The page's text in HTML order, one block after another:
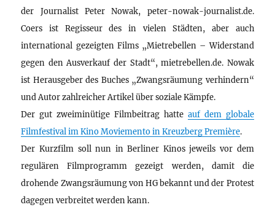
der Journalist Peter Nowak, peter-nowak-journalist.de.
Coers ist Regisseur des in vielen Städten, aber auch
international gezeigten Films „Mietrebellen – Widerstand
gegen den Ausverkauf der Stadt“, mietrebellen.de. Nowak
ist Herausgeber des Buches „Zwangsräumung verhindern“
und Autor zahlreicher Artikel über soziale Kämpfe.
Der gut zweiminütige Filmbeitrag hatte auf dem globale
Filmfestival im Kino Moviemento in Kreuzberg Première.
Der Kurzfilm soll nun in Berliner Kinos jeweils vor dem
regulären Filmprogramm gezeigt werden, damit die
drohende Zwangsräumung von HG bekannt und der Protest
dagegen verbreitet werden kann.